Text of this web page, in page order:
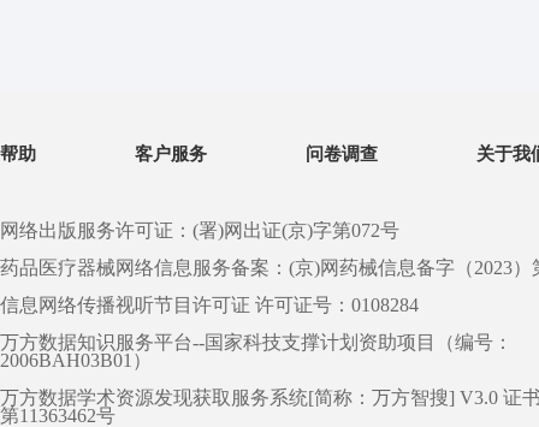
帮助 客户服务 问卷调查 关于我
网络出版服务许可证：(署)网出证(京)字第072号
药品医疗器械网络信息服务备案：(京)网药械信息备字（2023）
信息网络传播视听节目许可证 许可证号：0108284
万方数据知识服务平台--国家科技支撑计划资助项目（编号：
2006BAH03B01）
万方数据学术资源发现获取服务系统[简称：万方智搜] V3.0 证
第11363462号